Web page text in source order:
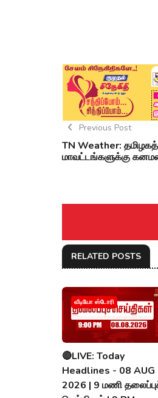
Previous Post
TN Weather:
மாவட்டங்களுக்கு
RELATED POSTS
வீடியோ ஸ்டோரி
🔴LIVE: Today
Headlines - 08 AUG
2026 | 9 மணி